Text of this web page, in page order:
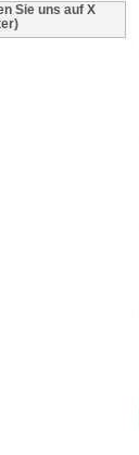
Sie uns auf X